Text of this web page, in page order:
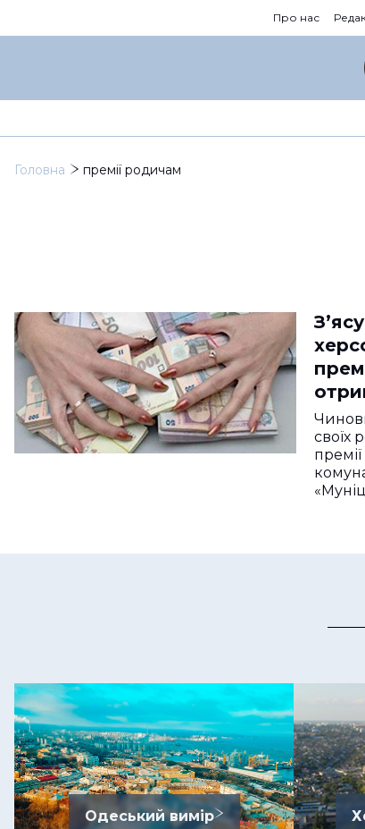
Про нас
Головна премії родичам
своїх
Одеський вимір